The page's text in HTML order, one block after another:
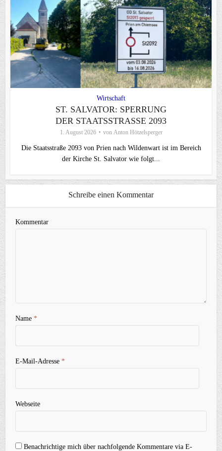
Wirtschaft
ST. SALVATOR: SPERRUNG
DER STAATSSTRASSE 2093
1. August 2026 von Anton Hötzelsperger
Die Staatsstraße 2093 von Prien nach Wildenwart ist im Bereich
der Kirche St. Salvator wie folgt...
Schreibe einen Kommentar
Kommentar
Name*
E-Mail-Adresse*
Webseite
Benachrichtige mich über nachfolgende Kommentare via E-